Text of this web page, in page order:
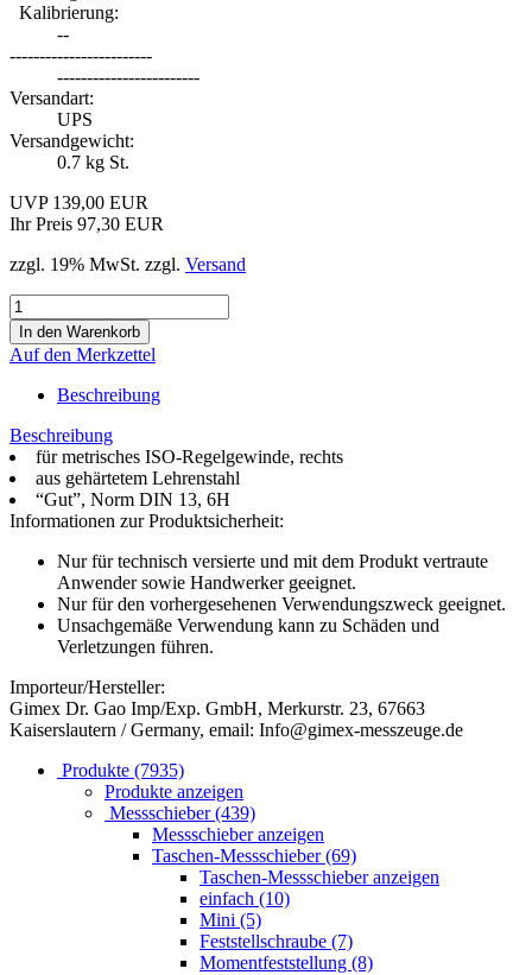
Kalibrierung:
--
------------------------
------------------------
Versandart:
UPS
Versandgewicht:
0.7 kg St.
UVP 139,00 EUR
Ihr Preis 97,30 EUR
zzgl. 19% MwSt. zzgl. Versand
Auf den Merkzettel
Beschreibung
Beschreibung
für metrisches ISO-Regelgewinde, rechts
aus gehärtetem Lehrenstahl
“Gut”, Norm DIN 13, 6H
Informationen zur Produktsicherheit:
Nur für technisch versierte und mit dem Produkt vertraute
Anwender sowie Handwerker geeignet.
Nur für den vorhergesehenen Verwendungszweck geeignet.
Unsachgemäße Verwendung kann zu Schäden und
Verletzungen führen.
Importeur/Hersteller:
Gimex Dr. Gao Imp/Exp. GmbH, Merkurstr. 23, 67663
Kaiserslautern / Germany, email: Info@gimex-messzeuge.de
Produkte (7935)
Produkte anzeigen
Messschieber (439)
Messschieber anzeigen
Taschen-Messschieber (69)
Taschen-Messschieber anzeigen
einfach (10)
Mini (5)
Feststellschraube (7)
Momentfeststellung (8)